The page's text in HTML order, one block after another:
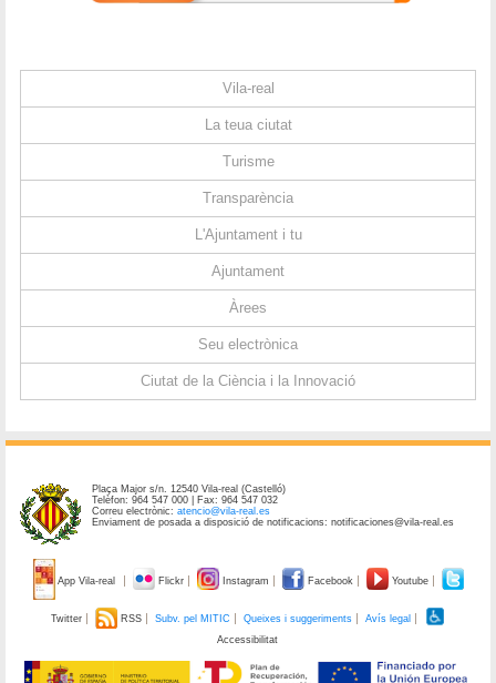
Vila-real
La teua ciutat
Turisme
Transparència
L'Ajuntament i tu
Ajuntament
Àrees
Seu electrònica
Ciutat de la Ciència i la Innovació
Plaça Major s/n. 12540 Vila-real (Castelló)
Telèfon: 964 547 000 | Fax: 964 547 032
Correu electrònic:atencio@vila-real.es
Enviament de posada a disposició de notificacions: notificaciones@vila-real.es
App Vila-real Flickr Instagram Facebook Youtube
Twitter RSS Subv. pel MITIC Queixes i suggeriments
Avís legal
Accessibilitat